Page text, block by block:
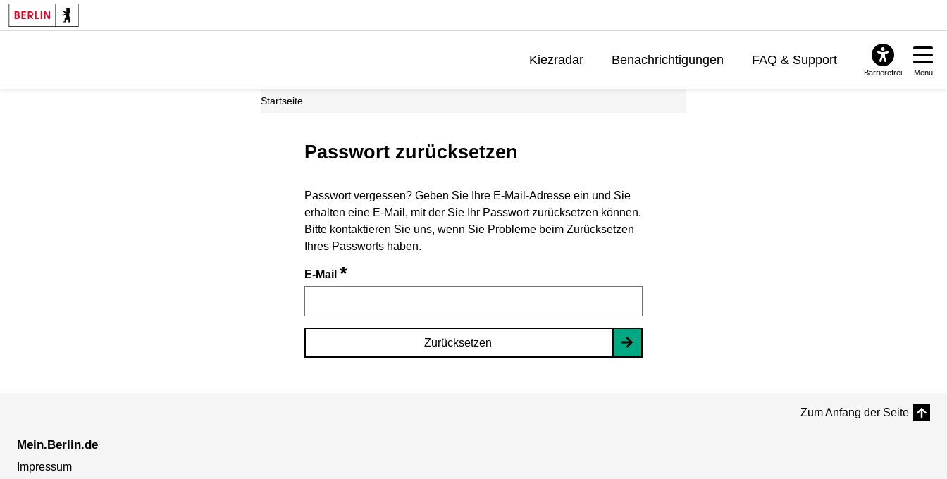
Kiezradar Benachrichtigungen FAQ & Support
Barrierefrei Menü
Startseite
Passwort zurücksetzen
Passwort vergessen? Geben Sie Ihre E-Mail-Adresse ein und Sie
erhalten eine E-Mail, mit der Sie Ihr Passwort zurücksetzen können.
Bitte kontaktieren Sie uns, wenn Sie Probleme beim Zurücksetzen
Ihres Passworts haben.
E-Mail *
Zurücksetzen
Zum Anfang der Seite
Mein.Berlin.de
Impressum